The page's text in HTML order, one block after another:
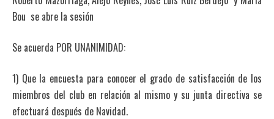
Bou se abre la sesión
Se acuerda POR UNANIMIDAD:
1) Que la encuesta para conocer el grado de satisfacción de los
miembros del club en relación al mismo y su junta directiva se
efectuará después de Navidad.